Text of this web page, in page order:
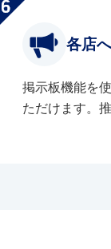
各店
掲示板機能を
ただけます。